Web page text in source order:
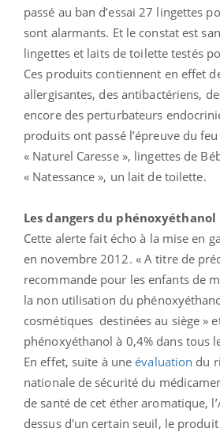
passé au ban d’essai 27 lingettes
sont alarmants. Et le constat est
lingettes et laits de toilette testés
Ces produits contiennent en effet
allergisantes, des antibactériens,
encore des perturbateurs
produits ont passé l’épreuve du feu
« Naturel Caresse », lingettes de
« Natessance », un lait de toilette.
Les dangers du phénoxyéthanol
Cette alerte fait écho à la mise en
en novembre 2012. « A titre de
recommande pour les enfants de
la non utilisation du
cosmétiques destinées au siège »
phénoxyéthanol à 0,4% dans tous
En effet, suite à uneévaluation du
nationale de sécurité du
de santé de cet éther aromatique,
dessus d'un certain seuil, le